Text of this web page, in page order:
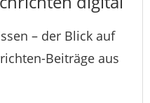
– der Blick auf
Beiträge aus